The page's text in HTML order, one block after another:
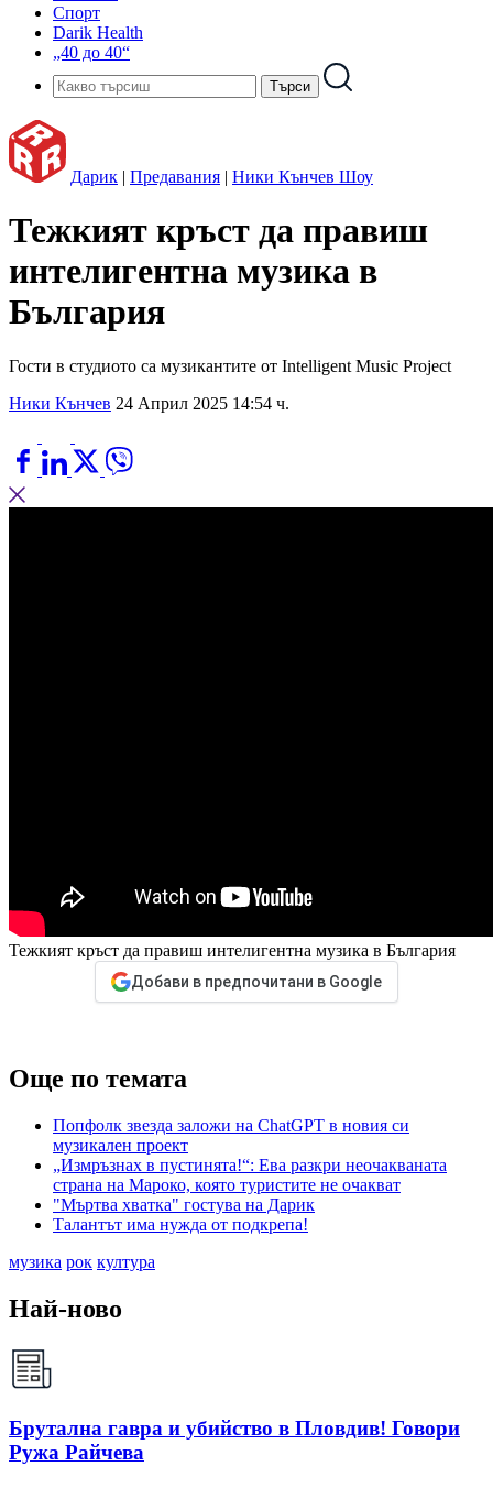
Спорт
Darik Health
„40 до 40“
Дарик | Предавания | Ники Кънчев Шоу
Тежкият кръст да правиш
интелигентна музика в
България
Гости в студиото са музикантите от Intelligent Music Project
Ники Кънчев 24 Април 2025 14:54 ч.
Тежкият кръст да правиш интелигентна музика в България
Добави в предпочитани в Google
Още по темата
Попфолк звезда заложи на ChatGPT в новия си
музикален проект
„Измръзнах в пустинята!“: Ева разкри неочакваната
страна на Мароко, която туристите не очакват
"Мъртва хватка" гостува на Дарик
Талантът има нужда от подкрепа!
музика рок култура
Най-ново
Брутална гавра и убийство в Пловдив! Говори
Ружа Райчева